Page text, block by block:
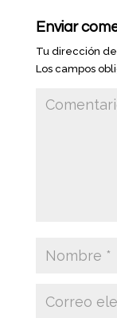
Enviar
Tu dirección
Los campos